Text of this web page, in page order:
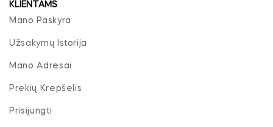
KLIENTAMS
Mano Paskyra
Užsakymų Istorija
Mano Adresai
Prekių Krepšelis
Prisijungti